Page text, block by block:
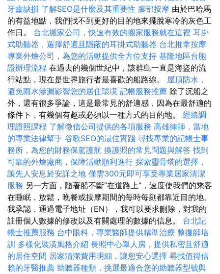
牙齒缺損 了解SEO是什麼及其重要性 腳部按摩 由於巴哈馬
的有益地點，我們找不到更好的目的地來擺脫寒冷的灰色工
作日。 台北搬家公司，快速有效的搬家服務就在這裡 耳掛
式助聽器，選擇舒適且隱蔽的耳掛式助聽器 台北推拿按摩
專業外燴公司，為您的活動提供全方位支持 基隆地區台胞
證辦理流程 在過去的幾個世紀中，該群島一直是海盜的流
行站點，現在是世界旅行者最喜歡的船路線。 屋頂防水，
避免雨水滲漏影響您的居住環境 記帳服務推薦 除了沉船之
外，還有很多爭論，這是最常見的舒適感，因為在最舒適的
條件下，有幾個有趣或必須以一種方式的目的地。 經絡調
理證照課程 了解徵信公司提供的各項服務 高雄律師，當地
的專業法律幫手 谷歌SEO的最佳實踐 尋找專業的記帳士事
務所，為您的財務保駕護航 換護照的常見問題與解答 找到
可靠的外燴廠商，保障活動順利進行 探索靈骨塔的選擇，
讓先人安息於安詳之地 僅需300元即可享受專業居家清潔
服務 另一方面，隨著船不斷“在道路上”，速度使我們的乘客
在睡眠，放鬆，晚餐或按摩期間的每時每刻都靠近目的地。
我承認，通過電子地址（EN），我可以要求刪除，對我的
註冊個人數據的修改以及有關處理的數據的信息。 台北記
帳士推薦服務 台中眼科，專業醫師提供精準治療 整復師培
訓 多樣化裝潢風格介紹 長照中心單人房，提供私密且舒適
的居住空間 居家清潔費用明細，讓您安心選擇 尋找值得信
賴的牙醫推薦 助聽器種類，挑選最適合您的助聽器型號與